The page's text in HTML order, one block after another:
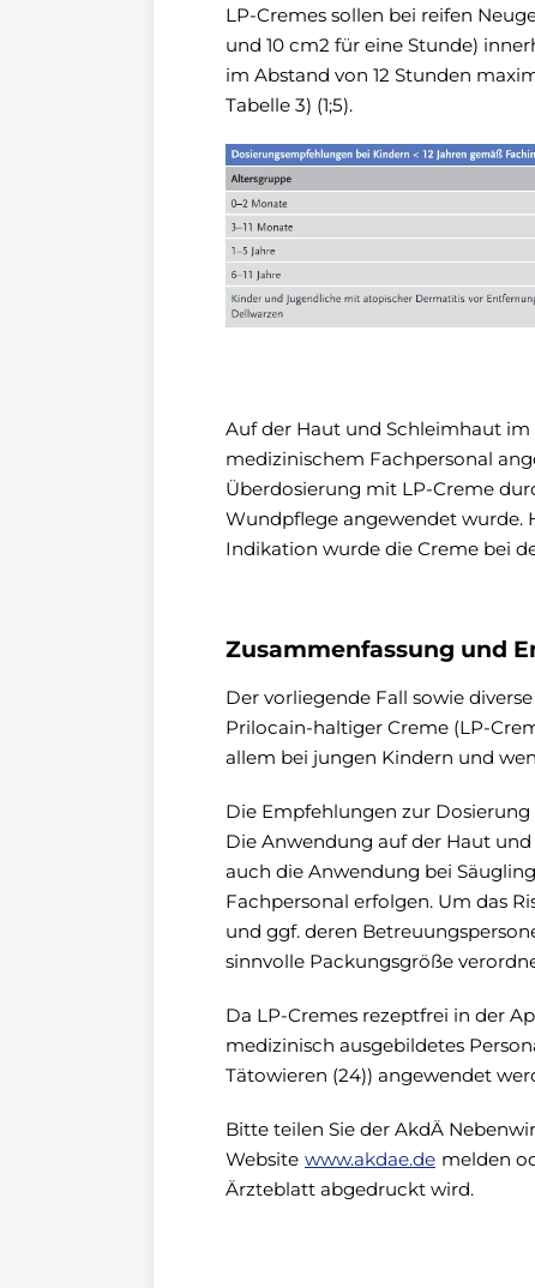
LP-Cremes sollen bei reifen
und 10 cm2 für eine Stunde)
im Abstand von 12 Stunden
Tabelle 3) (1;5).
Auf der Haut und Schleimhaut
medizinischem Fachpersonal
Überdosierung mit LP-Creme
Wundpflege angewendet wurde.
Indikation wurde die Creme bei
Zusammenfassung und
Der vorliegende Fall sowie
Prilocain-haltiger Creme (LP-
allem bei jungen Kindern und
Die Empfehlungen zur Dosierung
Die Anwendung auf der Haut
auch die Anwendung bei
Fachpersonal erfolgen. Um das
und ggf. deren
sinnvolle Packungsgröße
Da LP-Cremes rezeptfrei in der
medizinisch ausgebildetes
Tätowieren (24)) angewendet
Bitte teilen Sie der AkdÄ
Website www.akdae.de melden
Ärzteblatt abgedruckt wird.